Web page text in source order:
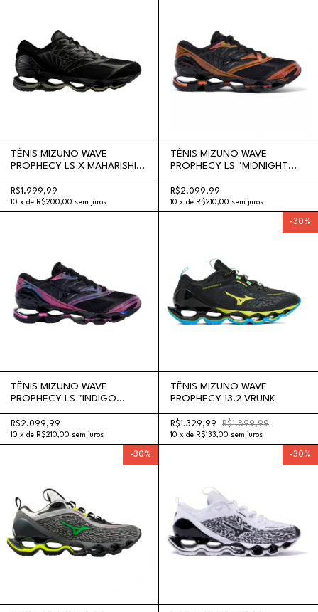
TÊNIS MIZUNO WAVE
PROPHECY LS X MAHARISHI
R$1.999,99
10 x de R$200,00 sem juros
TÊNIS MIZUNO WAVE
PROPHECY LS "MIDNIGHT
R$2.099,99
10 x de R$210,00 sem juros
TÊNIS MIZUNO WAVE
PROPHECY LS "INDIGO
R$2.099,99
10 x de R$210,00 sem juros
-30%
TÊNIS MIZUNO WAVE
PROPHECY 13.2 VRUNK
R$1.329,99 R$1.899,99
10 x de R$133,00 sem juros
-30% -30%